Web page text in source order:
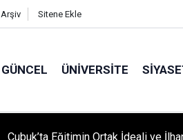
Arşiv Sitene Ekle
GÜNCEL ÜNIVERSITE
ÇUBUK’TA ‘YAZA MERHABA’